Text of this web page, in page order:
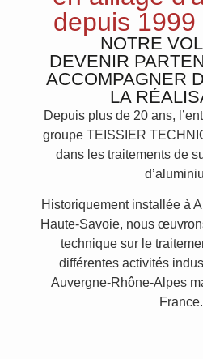
depuis 1999
NOTRE
DEVENIR
ACCOMPAGNER
LA
Depuis plus de 20 ans,
groupe TEISSIER
dans les traitements de
Historiquement installée à
Haute-Savoie, nous
technique sur le
différentes activités
Auvergne-Rhône-Alpes
France.